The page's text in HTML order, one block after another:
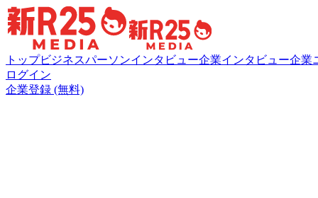
トップビジネスパーソンインタビュー企業インタビュー企業
ログイン
企業登録 (無料)